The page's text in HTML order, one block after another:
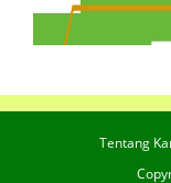
Tentang